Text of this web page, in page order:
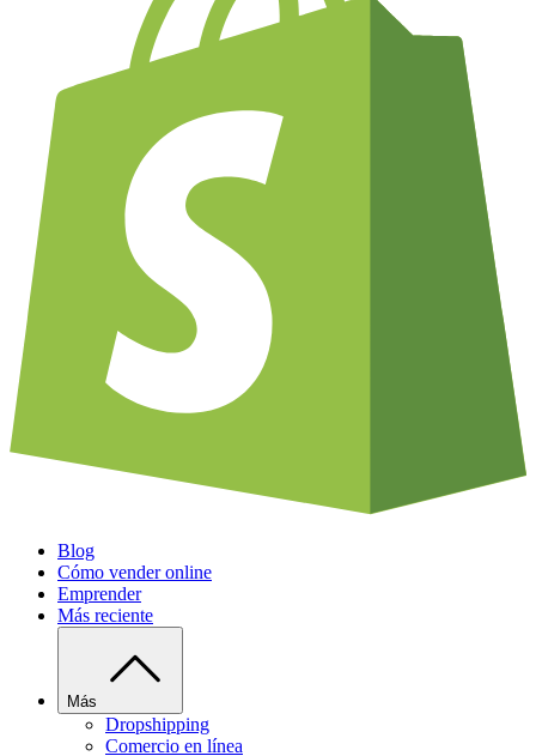
Blog
Cómo vender online
Emprender
Más reciente
Más
Dropshipping
Comercio en línea